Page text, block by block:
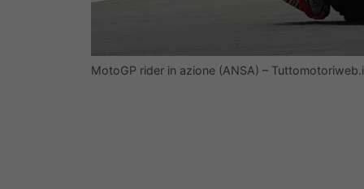
MotoGP rider in azione (ANSA) –